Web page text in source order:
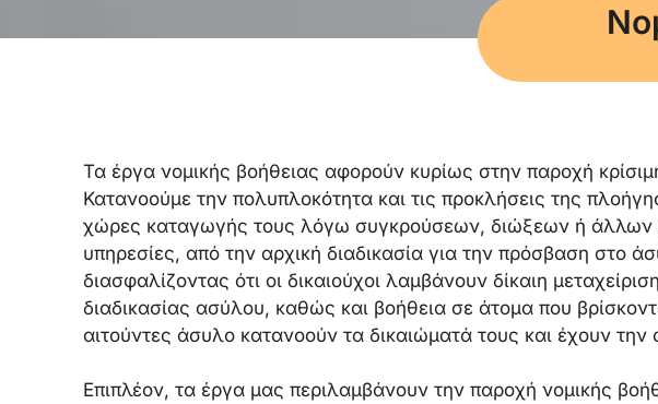
Τα έργα νομικής βοήθειας αφορούν κυρίως στην παροχή
Κατανοούμε την πολυπλοκότητα και τις προκλήσεις της
χώρες καταγωγής τους λόγω συγκρούσεων, διώξεων ή
υπηρεσίες, από την αρχική διαδικασία για την πρόσβαση στο
διασφαλίζοντας ότι οι δικαιούχοι λαμβάνουν δίκαιη
διαδικασίας ασύλου, καθώς και βοήθεια σε άτομα που
αιτούντες άσυλο κατανοούν τα δικαιώματά τους και έχουν την
Επιπλέον, τα έργα μας περιλαμβάνουν την παροχή νομικής